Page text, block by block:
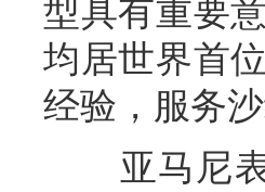
型具有重要
均居世界首
经验，服务
亚马尼